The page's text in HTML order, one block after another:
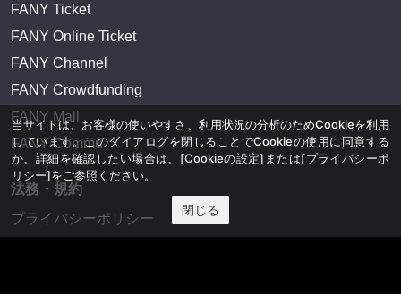
FANY Ticket
FANY Online Ticket
FANY Channel
FANY Crowdfunding
FANY Mall
FANY Commu
法務・規約
プライバシーポリシー
当サイトは、お客様の使いやすさ、利用状況の分析のためCookieを利用
しています。このダイアログを閉じることでCookieの使用に同意する
か、詳細を確認したい場合は、 [Cookieの設定] または[プライバシーポ
リシー]をご参照ください。
閉じる